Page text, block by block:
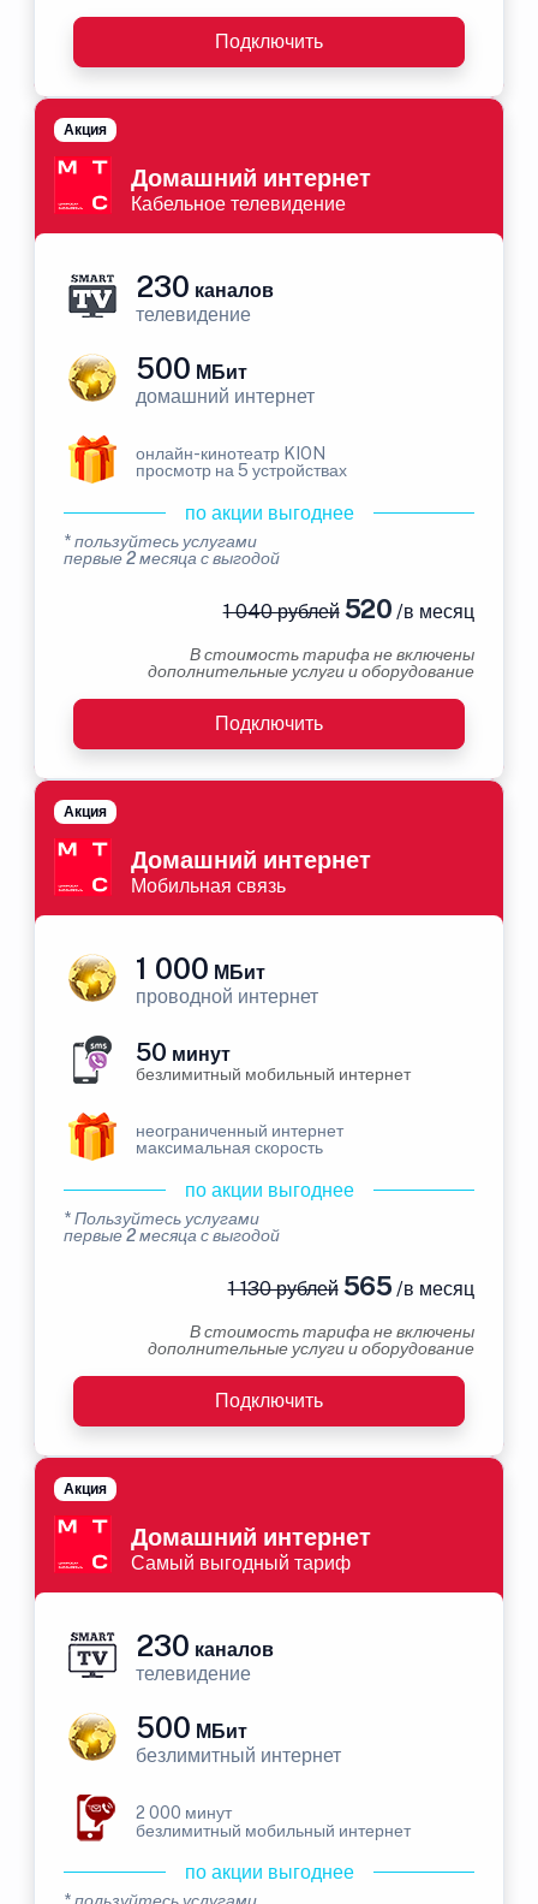
Подключить
Домашний интернет
Кабельное телевидение
Акция
230 каналов
телевидение
500 МБит
домашний интернет
онлайн-кинотеатр KION
просмотр на 5 устройствах
по акции выгоднее
* пользуйтесь услугами
первые 2 месяца с выгодой
1 040 рублей520 /в месяц
В стоимость тарифа не включены
дополнительные услуги и оборудование
Подключить
Домашний интернет
Мобильная связь
Акция
1 000 МБит
проводной интернет
50 минут
безлимитный мобильный интернет
неограниченный интернет
максимальная скорость
по акции выгоднее
* Пользуйтесь услугами
первые 2 месяца с выгодой
1 130 рублей565 /в месяц
В стоимость тарифа не включены
дополнительные услуги и оборудование
Подключить
Домашний интернет
Самый выгодный тариф
Акция
230 каналов
телевидение
500 МБит
безлимитный интернет
2 000 минут
безлимитный мобильный интернет
по акции выгоднее
* пользуйтесь услугами